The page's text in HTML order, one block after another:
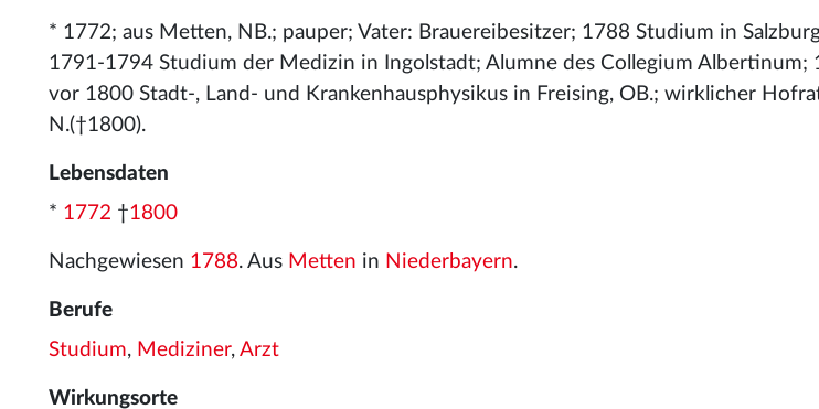
* 1772; aus Metten, NB.; pauper; Vater: Brauereibesitzer; 1788 Studium in
1791-1794 Studium der Medizin in Ingolstadt; Alumne des Collegium Albertinum;
vor 1800 Stadt-, Land- und Krankenhausphysikus in Freising, OB.; wirklicher
N.(†1800).
Lebensdaten
* 1772 †1800
Nachgewiesen 1788. Aus Metten in Niederbayern.
Berufe
Studium, Mediziner, Arzt
Wirkungsorte